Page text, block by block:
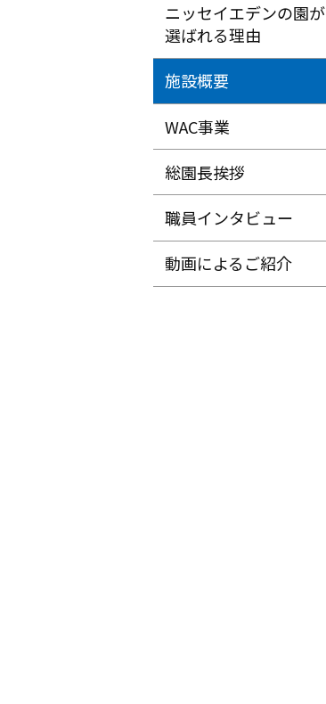
ニッセイエデンの園が
選ばれる理由
施設概要
WAC事業
総園長挨拶
職員インタビュー
動画によるご紹介